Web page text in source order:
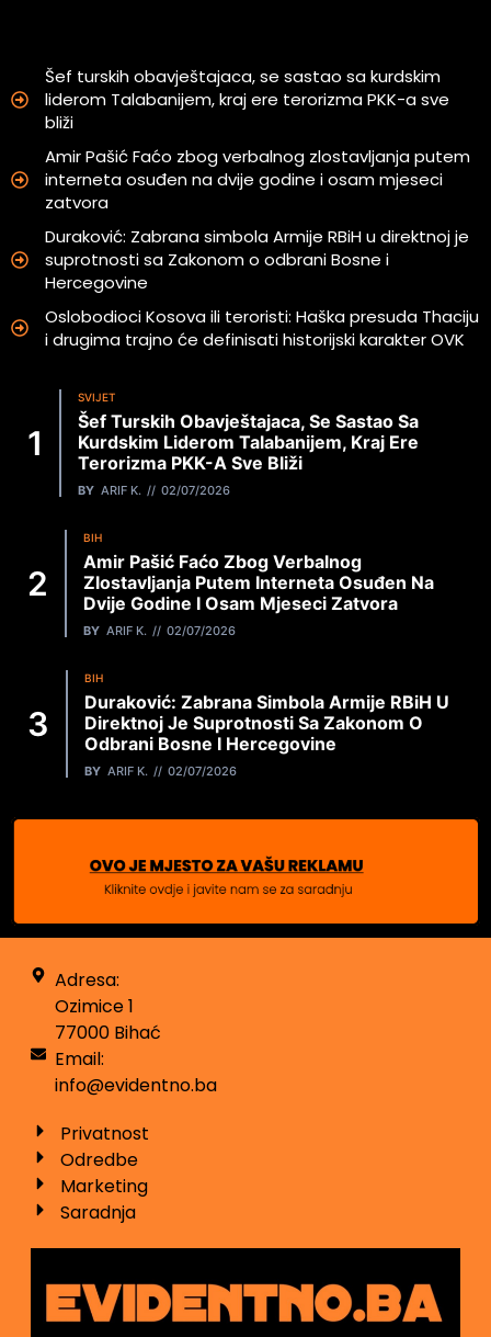
Šef turskih obavještajaca, se sastao sa kurdskim
liderom Talabanijem, kraj ere terorizma PKK-a sve
bliži
Amir Pašić Faćo zbog verbalnog zlostavljanja putem
interneta osuđen na dvije godine i osam mjeseci
zatvora
Duraković: Zabrana simbola Armije RBiH u direktnoj je
suprotnosti sa Zakonom o odbrani Bosne i
Hercegovine
Oslobodioci Kosova ili teroristi: Haška presuda Thaciju
i drugima trajno će definisati historijski karakter OVK
SVIJET
Šef Turskih Obavještajaca, Se Sastao Sa
Kurdskim Liderom Talabanijem, Kraj Ere
Terorizma PKK-A Sve Bliži
BY ARIF K. 02/07/2026
BIH
Amir Pašić Faćo Zbog Verbalnog
Zlostavljanja Putem Interneta Osuđen Na
Dvije Godine I Osam Mjeseci Zatvora
BY ARIF K. 02/07/2026
BIH
Duraković: Zabrana Simbola Armije RBiH U
Direktnoj Je Suprotnosti Sa Zakonom O
Odbrani Bosne I Hercegovine
BY ARIF K. 02/07/2026
Adresa:
Ozimice 1
77000 Bihać
Email:
info@evidentno.ba
Privatnost
Odredbe
Marketing
Saradnja